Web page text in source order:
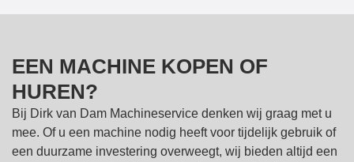
EEN MACHINE KOPEN OF
HUREN?
Bij Dirk van Dam Machineservice denken wij graag met u
mee. Of u een machine nodig heeft voor tijdelijk gebruik of
een duurzame investering overweegt, wij bieden altijd een